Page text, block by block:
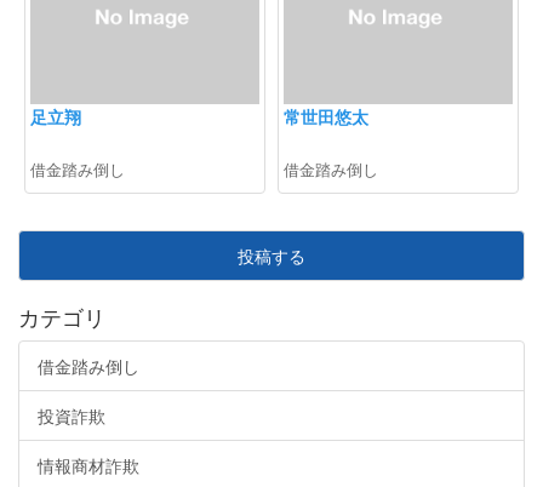
足立翔
借金踏み倒し
常世田悠太
借金踏み倒し
投稿する
カテゴリ
借金踏み倒し
投資詐欺
情報商材詐欺